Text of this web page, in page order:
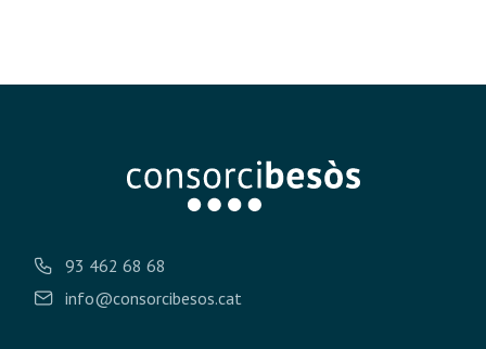
93 462 68 68
info@consorcibesos.cat